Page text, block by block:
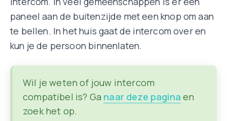
paneel aan de buitenzijde met een knop om aan
te bellen. In het huis gaat de intercom over en
kun je de persoon binnenlaten.
Wil je weten of jouw intercom
compatibel is? Ga naar deze pagina en
zoek het op.